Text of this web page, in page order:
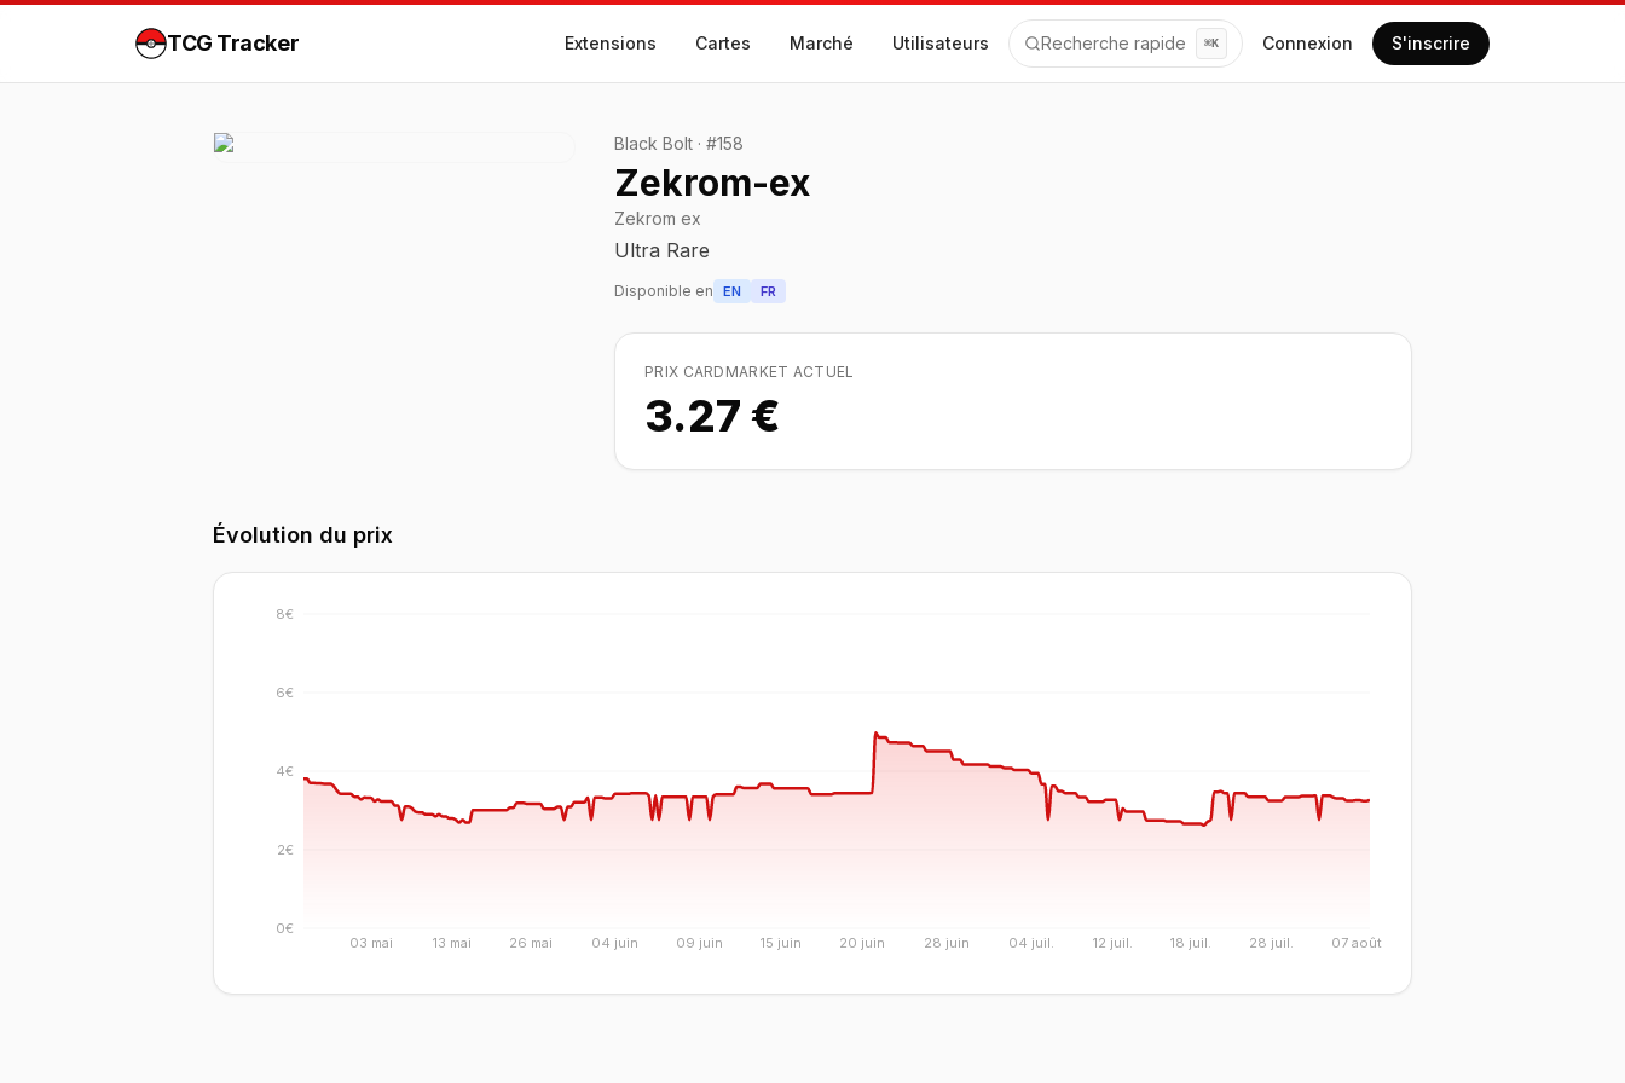
TCG Tracker Extensions Cartes Marché Utilisateurs Recherche rapide ⌘K Connexion S'inscrire
Black Bolt · #158
Zekrom-ex
Zekrom ex
Ultra Rare
Disponible en EN FR
PRIX CARDMARKET ACTUEL
3.27 €
Évolution du prix
03 mai 13 mai 26 mai 04 juin 09 juin 15 juin 20 juin 28 juin 04 juil. 12 juil. 18 juil. 28 juil. 07 août
0€
2€
4€
6€
8€